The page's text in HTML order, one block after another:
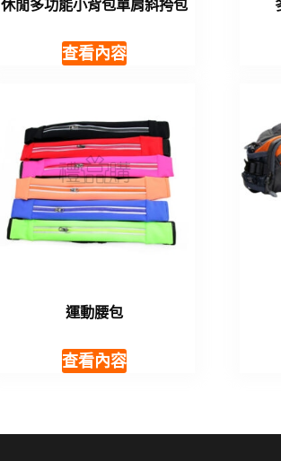
休閒多功能小背包單肩斜挎包
查看內容
運動腰包
查看內容